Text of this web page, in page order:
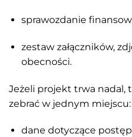
sprawozdanie
zestaw załączników,
obecności.
Jeżeli projekt trwa nadal,
zebrać w jednym miejscu:
dane dotyczące